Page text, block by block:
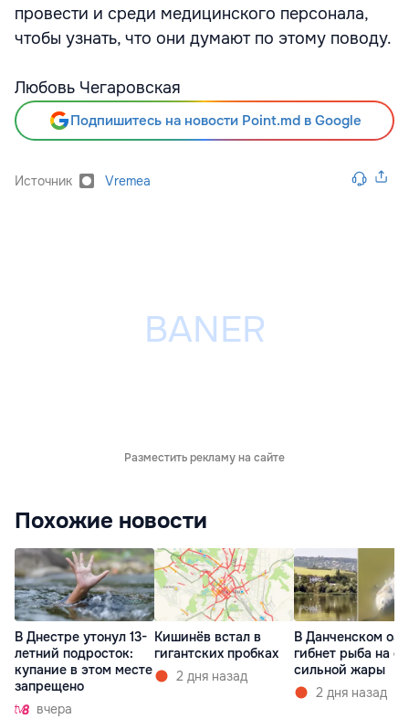
провести и среди медицинского персонала,
чтобы узнать, что они думают по этому поводу.
Любовь Чегаровская
Подпишитесь на новости Point.md в Google
Источник Vremea
Разместить рекламу на сайте
Похожие новости
В Днестре утонул 13-
летний подросток:
купание в этом месте
запрещено
вчера
Кишинёв встал в
гигантских пробках
2 дня назад
В Данченском
гибнет рыба на
сильной жары
2 дня назад